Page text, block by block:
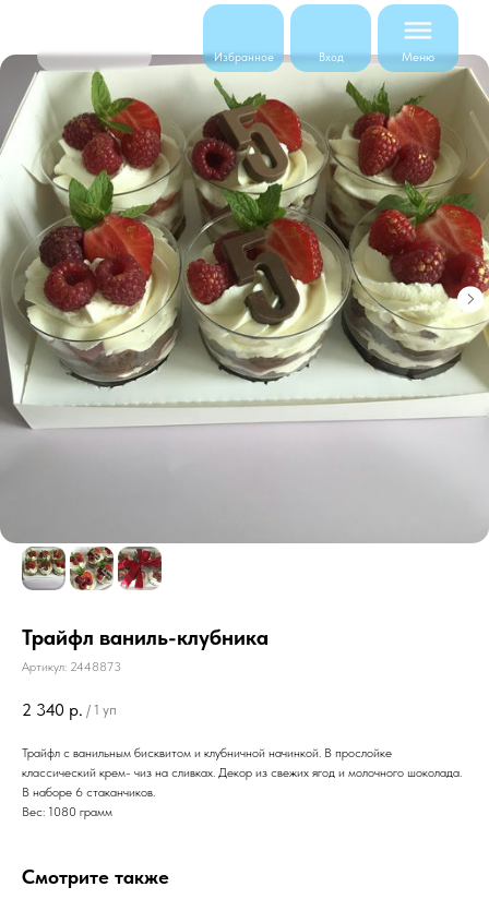
Меню
Вход
Избранное
Трайфл ваниль-клубника
Артикул: 2448873
2 340 р. / 1 уп
Трайфл с ванильным бисквитом и клубничной начинкой. В прослойке
классический крем- чиз на сливках. Декор из свежих ягод и молочного шоколада.
В наборе 6 стаканчиков.
Вес: 1080 грамм
Смотрите также